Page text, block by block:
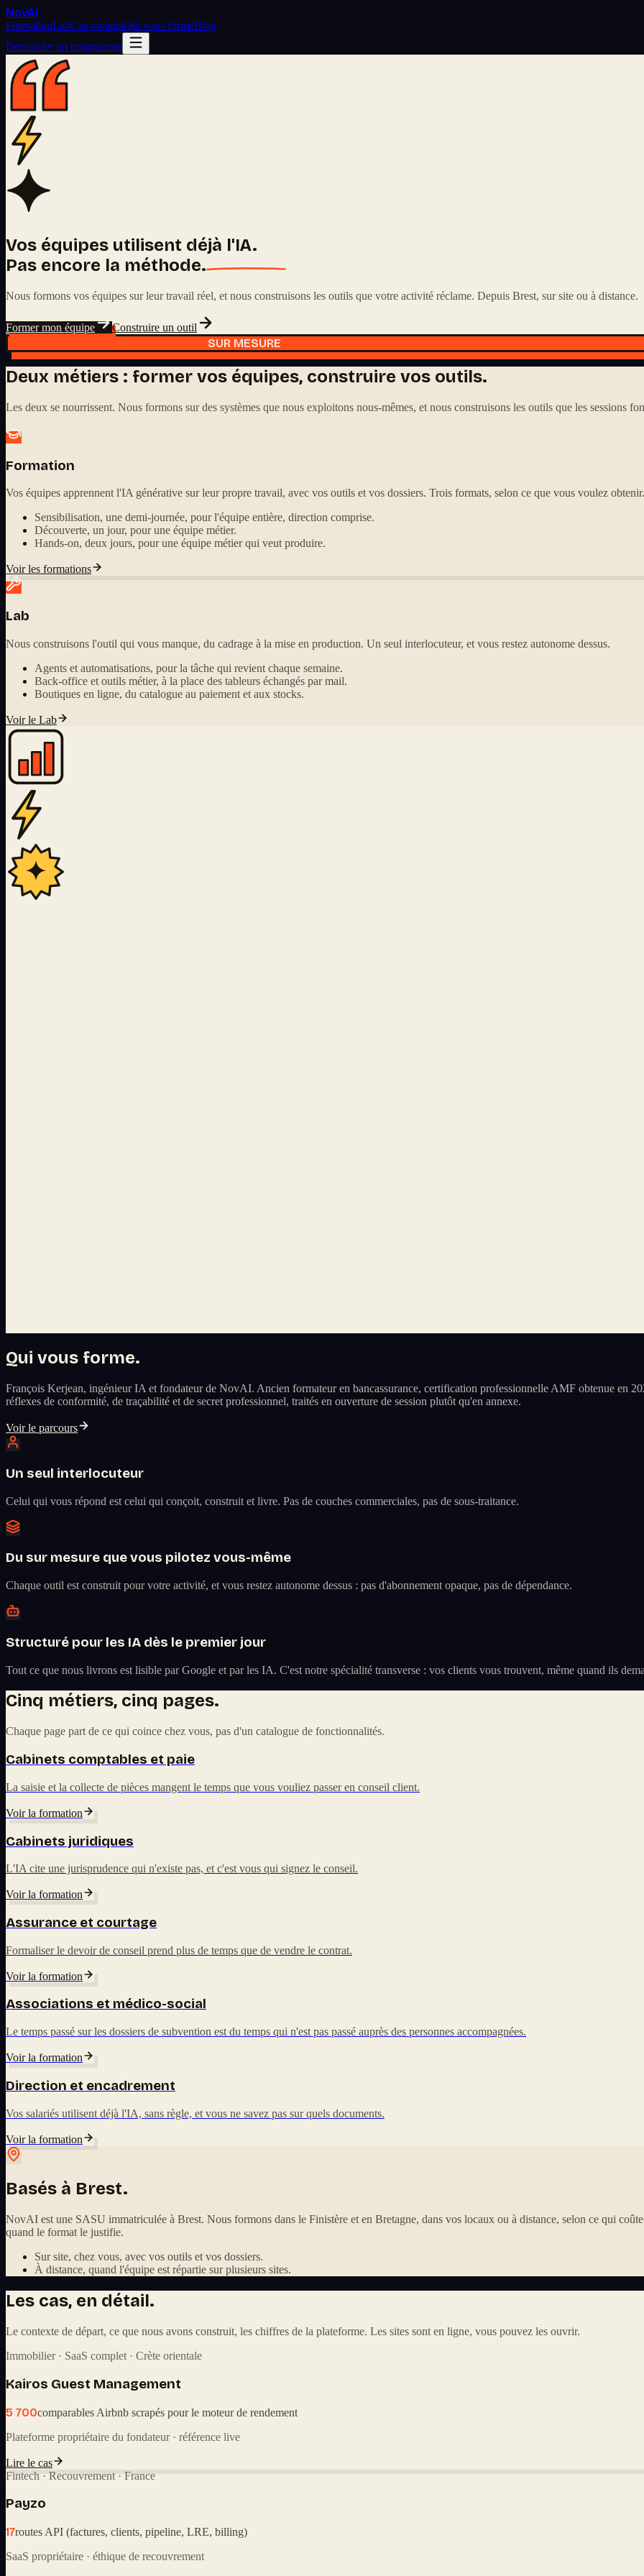
NovAI
FormationLabCas vivantsQui vous formeBlog
Demander un programme
Vos équipes utilisent déjà l'IA.
Pas encore la méthode.
Nous formons vos équipes sur leur travail réel, et nous construisons les outils que votre activité réclame. Depuis Brest, sur site ou à distance.
Former mon équipe Construire un outil
SUR MESURE
Deux métiers : former vos équipes, construire vos outils.
Les deux se nourrissent. Nous formons sur des systèmes que nous exploitons nous-mêmes, et nous construisons les outils que les sessions
Formation
Vos équipes apprennent l'IA générative sur leur propre travail, avec vos outils et vos dossiers. Trois formats, selon ce que vous voulez obtenir.
Sensibilisation, une demi-journée, pour l'équipe entière, direction comprise.
Découverte, un jour, pour une équipe métier.
Hands-on, deux jours, pour une équipe métier qui veut produire.
Voir les formations
Lab
Nous construisons l'outil qui vous manque, du cadrage à la mise en production. Un seul interlocuteur, et vous restez autonome dessus.
Agents et automatisations, pour la tâche qui revient chaque semaine.
Back-office et outils métier, à la place des tableurs échangés par mail.
Boutiques en ligne, du catalogue au paiement et aux stocks.
Voir le Lab
Qui vous forme.
François Kerjean, ingénieur IA et fondateur de NovAI. Ancien formateur en bancassurance, certification professionnelle AMF obtenue en
réflexes de conformité, de traçabilité et de secret professionnel, traités en ouverture de session plutôt qu'en annexe.
Voir le parcours
Un seul interlocuteur
Celui qui vous répond est celui qui conçoit, construit et livre. Pas de couches commerciales, pas de sous-traitance.
Du sur mesure que vous pilotez vous-même
Chaque outil est construit pour votre activité, et vous restez autonome dessus : pas d'abonnement opaque, pas de dépendance.
Structuré pour les IA dès le premier jour
Tout ce que nous livrons est lisible par Google et par les IA. C'est notre spécialité transverse : vos clients vous trouvent, même quand ils
Cinq métiers, cinq pages.
Chaque page part de ce qui coince chez vous, pas d'un catalogue de fonctionnalités.
Cabinets comptables et paie
La saisie et la collecte de pièces mangent le temps que vous vouliez passer en conseil client.
Voir la formation
Cabinets juridiques
L'IA cite une jurisprudence qui n'existe pas, et c'est vous qui signez le conseil.
Voir la formation
Assurance et courtage
Formaliser le devoir de conseil prend plus de temps que de vendre le contrat.
Voir la formation
Associations et médico-social
Le temps passé sur les dossiers de subvention est du temps qui n'est pas passé auprès des personnes accompagnées.
Voir la formation
Direction et encadrement
Vos salariés utilisent déjà l'IA, sans règle, et vous ne savez pas sur quels documents.
Voir la formation
Basés à Brest.
NovAI est une SASU immatriculée à Brest. Nous formons dans le Finistère et en Bretagne, dans vos locaux ou à distance, selon ce qui
quand le format le justifie.
Sur site, chez vous, avec vos outils et vos dossiers.
À distance, quand l'équipe est répartie sur plusieurs sites.
Les cas, en détail.
Le contexte de départ, ce que nous avons construit, les chiffres de la plateforme. Les sites sont en ligne, vous pouvez les ouvrir.
Immobilier · SaaS complet · Crète orientale
Kairos Guest Management
5 700comparables Airbnb scrapés pour le moteur de rendement
Plateforme propriétaire du fondateur · référence live
Lire le cas
Fintech · Recouvrement · France
Payzo
17routes API (factures, clients, pipeline, LRE, billing)
SaaS propriétaire · éthique de recouvrement